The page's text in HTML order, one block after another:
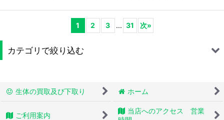
1 2 3 ... 31 次»
カテゴリで絞り込む
生体の買取及び下取り ホーム
ご利用案内
当店へのアクセス 営業